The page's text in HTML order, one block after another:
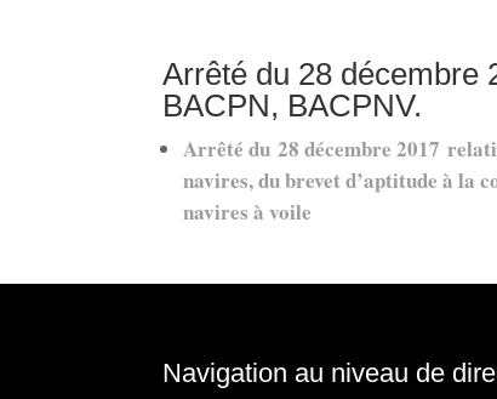
Arrêté du 28 décembre
BACPN, BACPNV.
Arrêté du 28 décembre 2017
navires, du brevet d’aptitude à la
navires à voile
Navigation au niveau de